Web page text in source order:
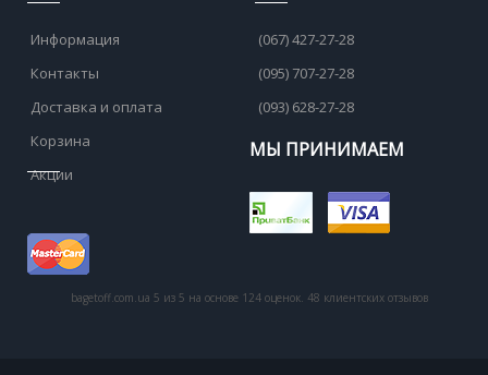
Информация
Контакты
Доставка и оплата
Корзина
Акции
(067) 427-27-28
(095) 707-27-28
(093) 628-27-28
МЫ ПРИНИМАЕМ
bagetoff.com.ua 5 из 5 на основе 124 оценок. 48 клиентских отзывов